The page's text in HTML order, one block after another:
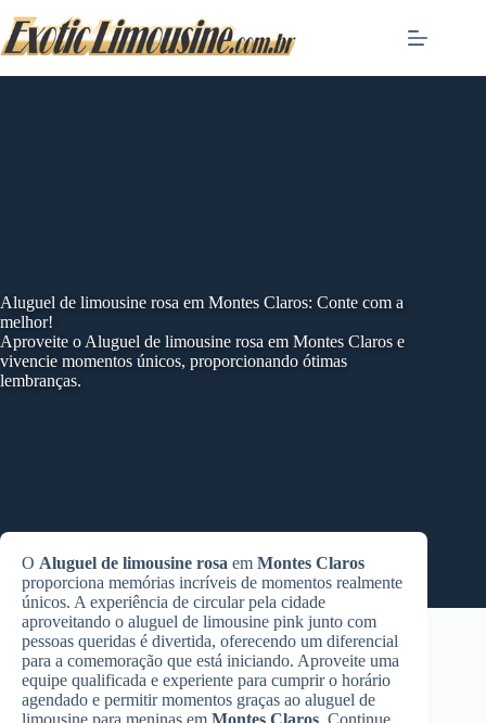
to
content
Aluguel de limousine rosa em Montes Claros: Conte com a
melhor!
Aproveite o Aluguel de limousine rosa em Montes Claros e
vivencie momentos únicos, proporcionando ótimas
lembranças.
O Aluguel de limousine rosa em Montes Claros
proporciona memórias incríveis de momentos realmente
únicos. A experiência de circular pela cidade
aproveitando o aluguel de limousine pink junto com
pessoas queridas é divertida, oferecendo um diferencial
para a comemoração que está iniciando. Aproveite uma
equipe qualificada e experiente para cumprir o horário
agendado e permitir momentos graças ao aluguel de
limousine para meninas em Montes Claros. Continue